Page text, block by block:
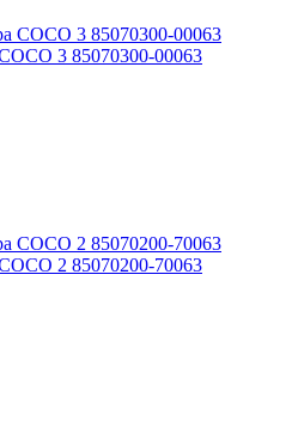
3 85070300-00063
2 85070200-70063